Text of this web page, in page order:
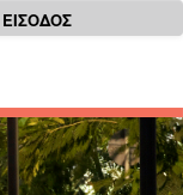
ΕΙΣΟΔΟΣ